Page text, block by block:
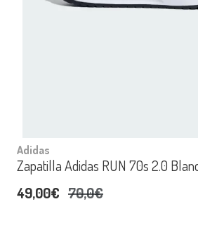
Adidas
Zapatilla Adidas RUN 70s 2.0
49,00€ 70,0€